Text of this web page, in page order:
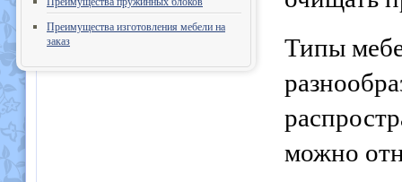
Преимущества изготовления мебели на
заказ
Типы
можно